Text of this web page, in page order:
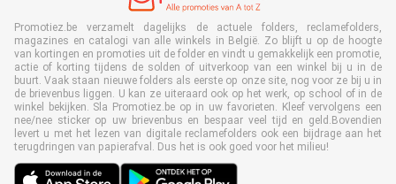
Promotiez.be verzamelt dagelijks de actuele folders, reclamefolders,
magazines en catalogi van alle winkels in België. Zo blijft u op de hoogte
van kortingen en promoties uit de folder en vindt u gemakkelijk een promotie,
actie of korting tijdens de solden of uitverkoop van een winkel bij u in de
buurt. Vaak staan nieuwe folders als eerste op onze site, nog voor ze bij u in
de brievenbus liggen. U kan ze uiteraard ook op het werk, op school of in de
winkel bekijken. Sla Promotiez.be op in uw favorieten. Kleef vervolgens een
nee/nee sticker op uw brievenbus en bespaar veel tijd en geld.Bovendien
levert u met het lezen van digitale reclamefolders ook een bijdrage aan het
terugdringen van papierafval. Dus het is ook goed voor het milieu!